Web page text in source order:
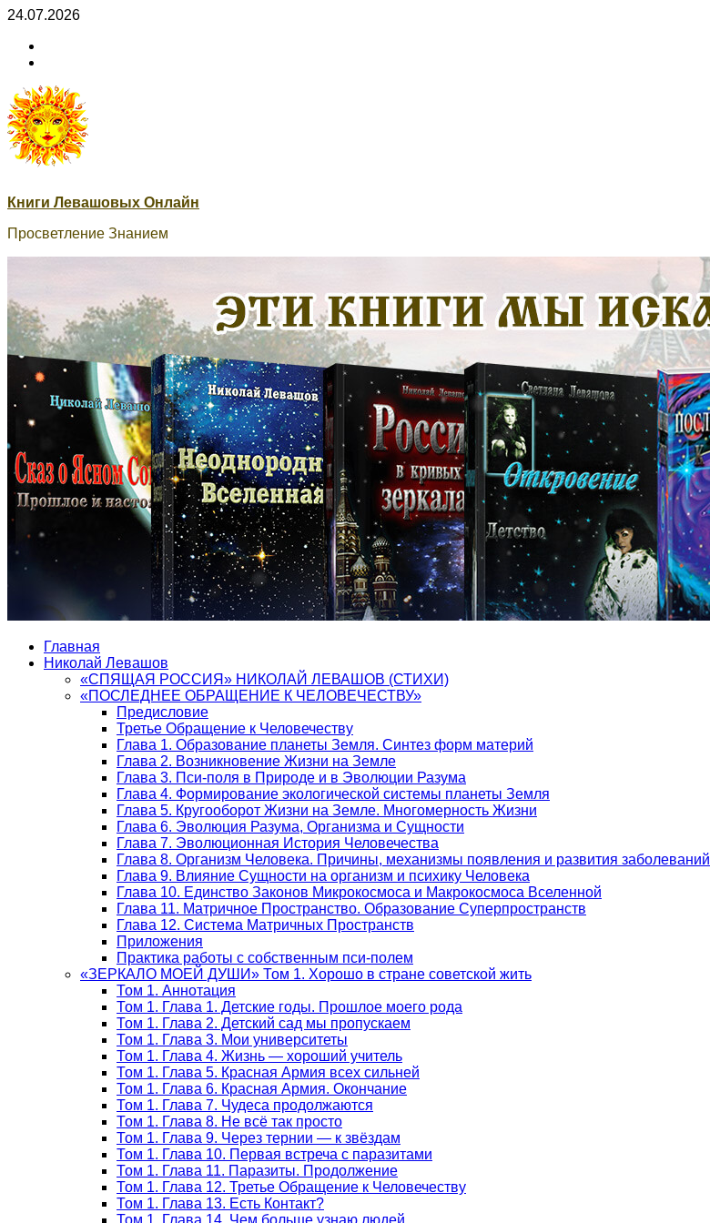
Skip
content
24.07.2026
Книги Левашовых Онлайн
Просветление Знанием
Главная
Николай Левашов
«СПЯЩАЯ РОССИЯ» НИКОЛАЙ ЛЕВАШОВ (СТИХИ)
«ПОСЛЕДНЕЕ ОБРАЩЕНИЕ К ЧЕЛОВЕЧЕСТВУ»
Предисловие
Третье Обращение к Человечеству
Глава 1. Образование планеты Земля. Синтез форм материй
Глава 2. Возникновение Жизни на Земле
Глава 3. Пси-поля в Природе и в Эволюции Разума
Глава 4. Формирование экологической системы планеты Земля
Глава 5. Кругооборот Жизни на Земле. Многомерность Жизни
Глава 6. Эволюция Разума, Организма и Сущности
Глава 7. Эволюционная История Человечества
Глава 8. Организм Человека. Причины, механизмы появления и развития заболеваний
Глава 9. Влияние Сущности на организм и психику Человека
Глава 10. Единство Законов Микрокосмоса и Макрокосмоса Вселенной
Глава 11. Матричное Пространство. Образование Суперпространств
Глава 12. Система Матричных Пространств
Приложения
Практика работы с собственным пси-полем
«ЗЕРКАЛО МОЕЙ ДУШИ» Том 1. Хорошо в стране советской жить
Том 1. Аннотация
Том 1. Глава 1. Детские годы. Прошлое моего рода
Том 1. Глава 2. Детский сад мы пропускаем
Том 1. Глава 3. Мои университеты
Том 1. Глава 4. Жизнь — хороший учитель
Том 1. Глава 5. Красная Армия всех сильней
Том 1. Глава 6. Красная Армия. Окончание
Том 1. Глава 7. Чудеса продолжаются
Том 1. Глава 8. Не всё так просто
Том 1. Глава 9. Через тернии — к звёздам
Том 1. Глава 10. Первая встреча с паразитами
Том 1. Глава 11. Паразиты. Продолжение
Том 1. Глава 12. Третье Обращение к Человечеству
Том 1. Глава 13. Есть Контакт?
Том 1. Глава 14. Чем больше узнаю людей…